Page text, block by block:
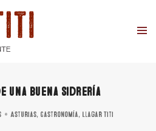
una buena sidrería
Asturias, Gastronomía, Llagar Titi